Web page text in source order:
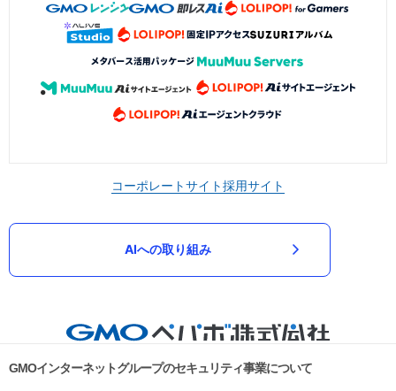
コーポレートサイト採用サイト
AIへの取り組み
GMOインターネットグループのセキュリティ事業について